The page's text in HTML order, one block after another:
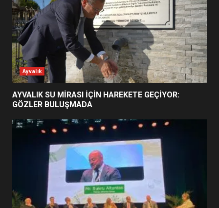
1
AYVALIK SU MİRASI İÇİN
HAREKETE GEÇİYOR: GÖZLER
BULUŞMADA
2
ESA 2026’DA TÜRK BAHARATI
NEYİ TEMSİL ETTİ?
EİB’DE KRİTİK ATAMA:
SÜRDÜRÜLEBİLİRLİKTE NE
DEĞİŞECEK?
EDREMİT’İN GURURU TÜRKİYE
FİNALİNDE NE BAŞARDI?
Ayvalık
AYVALIK SU MİRASI İÇİN HAREKETE GEÇİYOR:
GÖZLER BULUŞMADA